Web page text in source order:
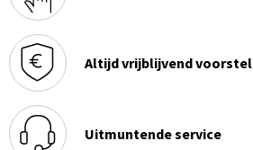
Altijd vrijblijvend voorstel
Uitmuntende service